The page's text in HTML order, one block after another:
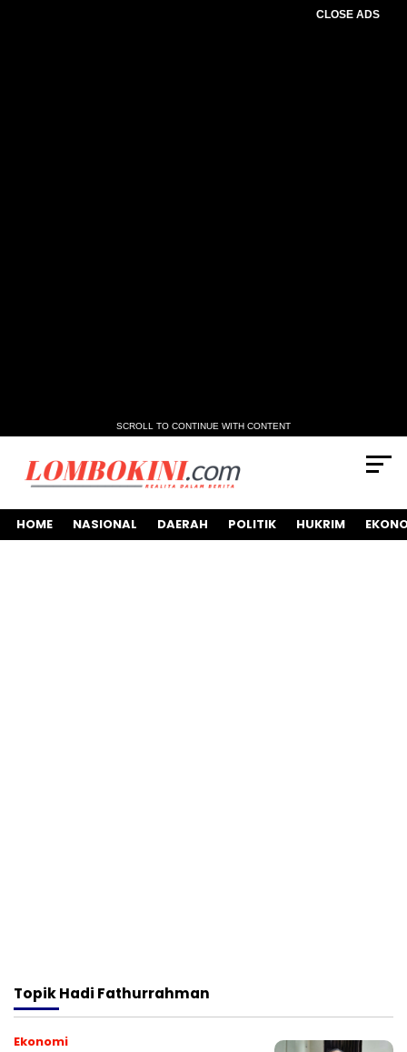
CLOSE ADS
SCROLL TO CONTINUE WITH CONTENT
HOME NASIONAL DAERAH POLITIK HUKRIM
TopikHadi Fathurrahman
Ekonomi